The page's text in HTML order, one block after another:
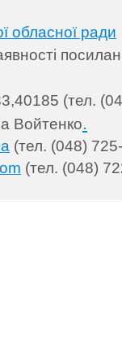
обласної ради
(тел.
Войтенко.
(тел. (048)
(тел. (048)